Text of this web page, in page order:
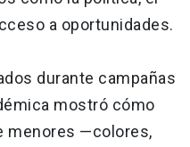
a oportunidades.
durante campañas
mostró cómo
menores —colores,